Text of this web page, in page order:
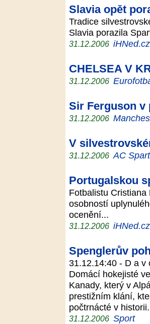
Slavia opět
Tradice
Slavia porazila
31.12.2006
CHELSEA V
31.12.2006
Sir Ferguson v
31.12.2006
V
31.12.2006 AC
Portugalskou
Fotbalistu
osobností
ocenění...
31.12.2006
Spenglerův
31.12.14:40 - D a v
Domácí hokejisté
Kanady, který v
prestižním klání,
počtrnácté v historii.
31.12.2006 Sport